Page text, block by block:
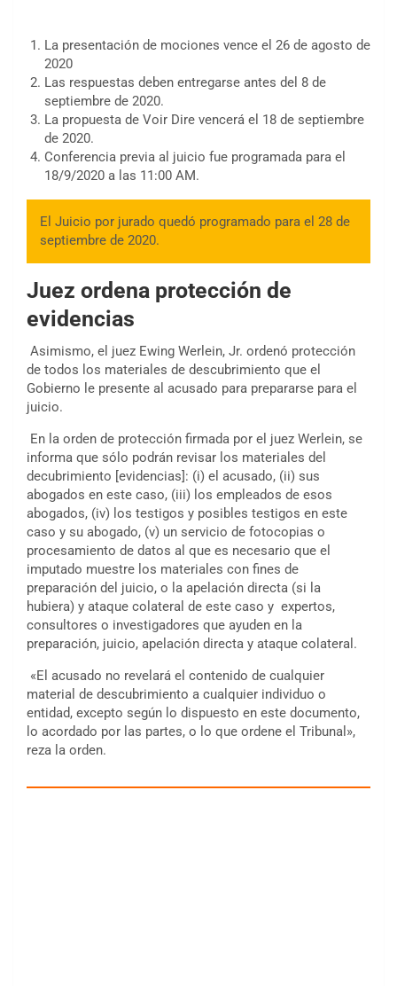
La presentación de mociones vence el 26 de agosto de
2020
Las respuestas deben entregarse antes del 8 de
septiembre de 2020.
La propuesta de Voir Dire vencerá el 18 de septiembre
de 2020.
Conferencia previa al juicio fue programada para el
18/9/2020 a las 11:00 AM.
El Juicio por jurado quedó programado para el 28 de
septiembre de 2020.
Juez ordena protección de
evidencias
Asimismo, el juez Ewing Werlein, Jr. ordenó protección
de todos los materiales de descubrimiento que el
Gobierno le presente al acusado para prepararse para el
juicio.
En la orden de protección firmada por el juez Werlein, se
informa que sólo podrán revisar los materiales del
decubrimiento [evidencias]: (i) el acusado, (ii) sus
abogados en este caso, (iii) los empleados de esos
abogados, (iv) los testigos y posibles testigos en este
caso y su abogado, (v) un servicio de fotocopias o
procesamiento de datos al que es necesario que el
imputado muestre los materiales con fines de
preparación del juicio, o la apelación directa (si la
hubiera) y ataque colateral de este caso y expertos,
consultores o investigadores que ayuden en la
preparación, juicio, apelación directa y ataque colateral.
«El acusado no revelará el contenido de cualquier
material de descubrimiento a cualquier individuo o
entidad, excepto según lo dispuesto en este documento,
lo acordado por las partes, o lo que ordene el Tribunal»,
reza la orden.